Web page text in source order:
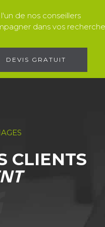
de nos conseillers
dans vos
DEVIS GRATUIT
CLIENTS